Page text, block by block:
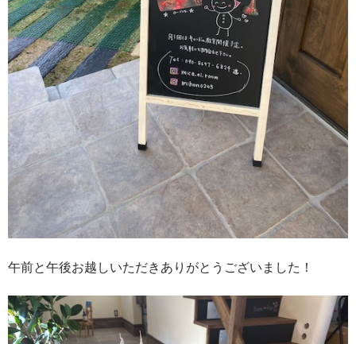
午前と午後お越しいただきありがとうございました！